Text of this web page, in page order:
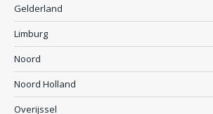
Gelderland
Limburg
Noord
Noord Holland
Overijssel